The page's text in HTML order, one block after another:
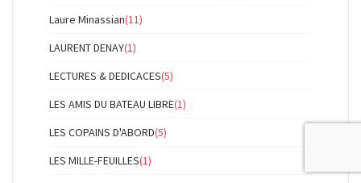
Laure Minassian(11)
LAURENT DENAY(1)
LECTURES & DEDICACES(5)
LES AMIS DU BATEAU LIBRE(1)
LES COPAINS D'ABORD(5)
LES MILLE-FEUILLES(1)